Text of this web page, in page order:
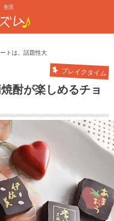
生活
トは、話題性大
ブレイクタイム
酎が楽しめるチョ